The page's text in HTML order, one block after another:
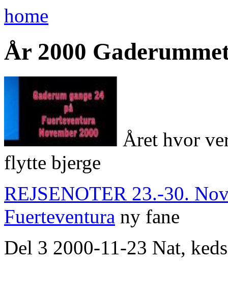
home
År 2000
Året hvor
flytte bjerge
REJSENOTER 23.-30.
Fuerteventura ny fane
Del 3 2000-11-23 Nat,